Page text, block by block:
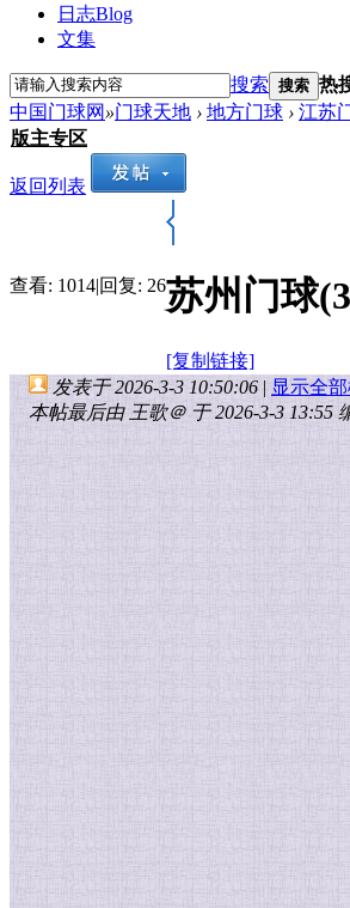
日志Blog
文集
搜索 搜索 热
中国门球网 »门球天地 › 地方门球 › 江苏
版主专区
返回列表
查看: 1014|回复: 26苏州门球
[复制链接]
发表于 2026-3-3 10:50:06 | 显示全
本帖最后由 王歌＠ 于 2026-3-3 13:55